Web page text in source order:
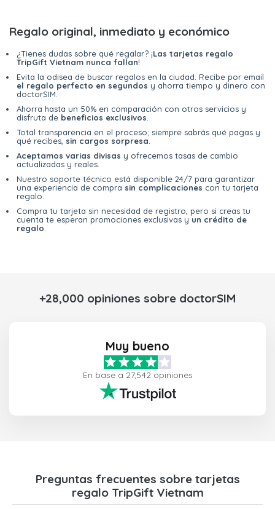
Regalo original, inmediato y económico
¿Tienes dudas sobre qué regalar? ¡Las tarjetas regalo
TripGift Vietnam nunca fallan!
Evita la odisea de buscar regalos en la ciudad. Recibe por email
el regalo perfecto en segundos y ahorra tiempo y dinero con
doctorSIM.
Ahorra hasta un 50% en comparación con otros servicios y
disfruta de beneficios exclusivos
Total transparencia en el proceso; siempre sabrás qué pagas y
qué recibes, sin cargos sorpresa
Aceptamos varias divisas y ofrecemos tasas de cambio
actualizadas y reales.
Nuestro soporte técnico está disponible 24/7 para garantizar
una experiencia de compra sin complicaciones con tu tarjeta
regalo.
Compra tu tarjeta sin necesidad de registro, pero si creas tu
cuenta te esperan promociones exclusivas y un crédito de
regalo
+28,000 opiniones sobre doctorSIM
Muy bueno
En base a 27,542 opiniones
Preguntas frecuentes sobre tarjetas
regalo TripGift Vietnam